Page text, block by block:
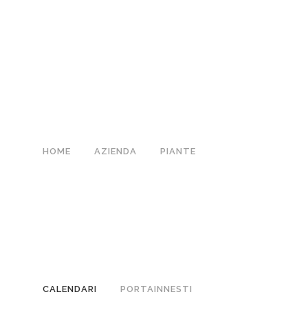
HOME AZIENDA PIANTE
CALENDARI PORTAINNESTI